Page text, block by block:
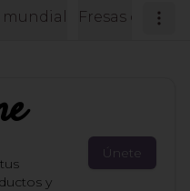
mundial Fresas con
y
Únete